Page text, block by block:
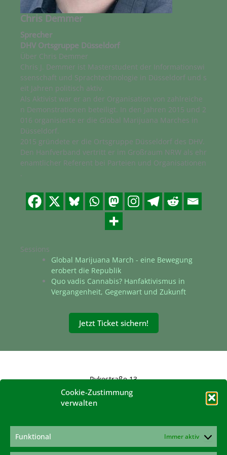
Cookie-Zustimmung
verwalten
Funktional Immer aktiv
Chris Demmer
Sprecher
DHV Ortsgruppe Düsseldorf
Über Chris Demmer
Chris J. Demmer ist Masterstudent der Informationswi
ssenschaft und Sprachtechnologie in Düsseldorf und s
eit Jahren politisch aktiv.
Als Aktivist war er an der Organisation von zahlreiche
n Demonstrationen beteiligt. In den Jahren 2015 und 2
016 organisierte er die Global Marijuana Marches in
Düsseldorf.
2015 gründete er die Ortsgruppe Düsseldorf des DHV.
Den Hanfverband vertritt er im Großraum NRW als ehr
enamtlicher Referent bei Parteien und Organisationen
.
Sessions
Global Marijuana March - eine Bewegung
erobert die Republik
Quo vadis Cannabis? Hanfaktivismus in
Vergangenheit, Gegenwart und Zukunft
Jetzt Ticket sichern!
Rykestraße 13
10405 Berlin
konferenz@hanfverband.de
Datenschutzerklärung